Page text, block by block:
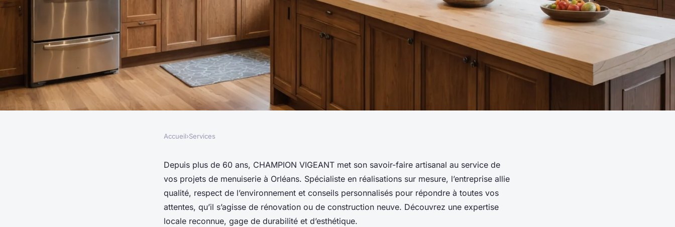
Menuisier orléans : qualité et
expertise à votre service
Accueil›Services
Depuis plus de 60 ans, CHAMPION VIGEANT met son savoir-faire artisanal au service de
vos projets de menuiserie à Orléans. Spécialiste en réalisations sur mesure, l’entreprise allie
qualité, respect de l’environnement et conseils personnalisés pour répondre à toutes vos
attentes, qu’il s’agisse de rénovation ou de construction neuve. Découvrez une expertise
locale reconnue, gage de durabilité et d’esthétique.